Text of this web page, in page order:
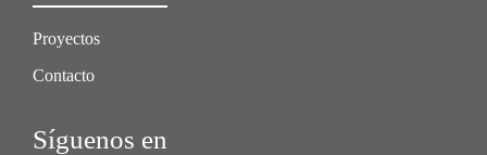
Proyectos
Contacto
Síguenos en